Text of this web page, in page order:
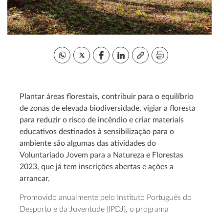
Plantar áreas florestais, contribuir para o equilíbrio
de zonas de elevada biodiversidade, vigiar a floresta
para reduzir o risco de incêndio e criar materiais
educativos destinados à sensibilização para o
ambiente são algumas das atividades do
Voluntariado Jovem para a Natureza e Florestas
2023, que já tem inscrições abertas e ações a
arrancar.
Promovido anualmente pelo Instituto Português do
Desporto e da Juventude (IPDJ), o programa